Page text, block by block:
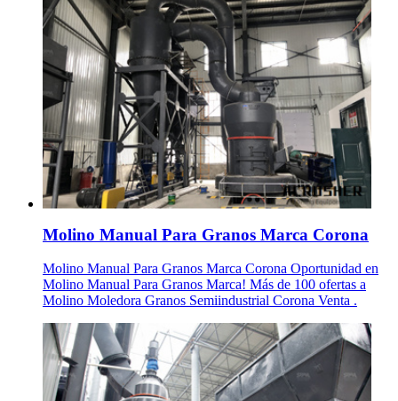
Molino Manual Para Granos Marca Corona
Molino Manual Para Granos Marca Corona Oportunidad en
Molino Manual Para Granos Marca! Más de 100 ofertas a
Molino Moledora Granos Semiindustrial Corona Venta .